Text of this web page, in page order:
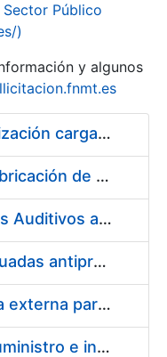
Público
)
y algunos
Pliego condiciones optimización cargas compras firmado
Acuerdo marco para la fabricación de piezas
Suministro de Protectores Auditivos a medida para las personas trabajadoras de los Centros de Trabajo de Madrid y Burgos
Suministro de gafas graduadas antiproyecciones para los trabajadores de la FNMT-RCM en los centros de trabajo de Madrid y Burgos
Servicios de una empresa externa para el asesoramiento y resolución de los recursos de alzada que se presentan relacionados con procesos de selección para la FNMT-RCM
Acuerdo marco para el suministro e instalación de persianas, estores y otros complementos